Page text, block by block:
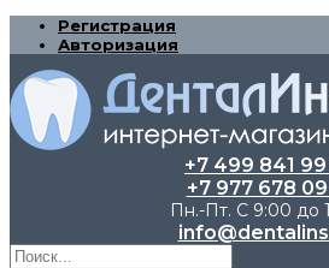
Регистрация
Авторизация
+7 499 841
+7 977 678 09
Пн.-Пт. С 9:00 до